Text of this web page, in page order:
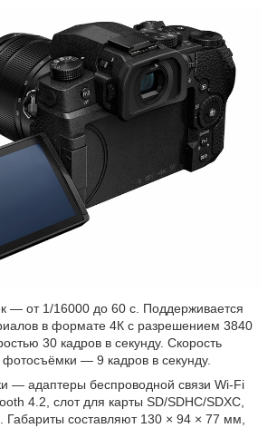
— от 1/16000 до 60 с. Поддерживается
в формате 4К с разрешением 3840
30 кадров в секунду. Скорость
фотосъёмки — 9 кадров в секунду.
— адаптеры беспроводной связи Wi-Fi
4.2, слот для карты SD/SDHC/SDXC,
Габариты составляют 130 × 94 × 77 мм,